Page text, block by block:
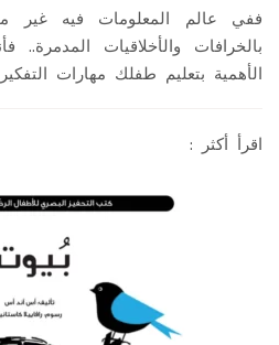
ففي عالم المعلومات فيه غير
بالخرافات والأخلاقيات
الأهمية بتعليم طفلك مهارات
اقرأ أكثر :